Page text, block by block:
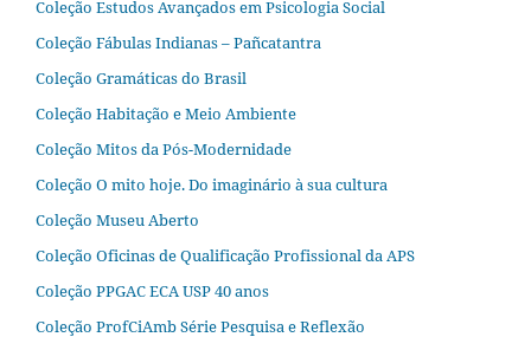
Coleção Estudos Avançados em Psicologia Social
Coleção Fábulas Indianas – Pañcatantra
Coleção Gramáticas do Brasil
Coleção Habitação e Meio Ambiente
Coleção Mitos da Pós-Modernidade
Coleção O mito hoje. Do imaginário à sua cultura
Coleção Museu Aberto
Coleção Oficinas de Qualificação Profissional da APS
Coleção PPGAC ECA USP 40 anos
Coleção ProfCiAmb Série Pesquisa e Reflexão